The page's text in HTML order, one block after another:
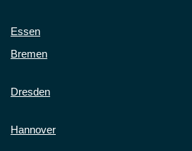
Essen
Bremen
Dresden
Hannover